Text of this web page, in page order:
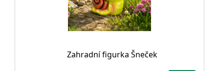
Zahradní figurka Šneček